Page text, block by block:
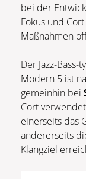
bei der
Fokus und
Maßnahmen
Der Jazz-
Modern 5 ist
gemeinhin bei
Cort
einerseits das
andererseits
Klangziel